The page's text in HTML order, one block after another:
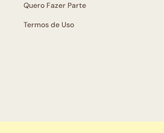
Quero Fazer Parte
Termos de Uso